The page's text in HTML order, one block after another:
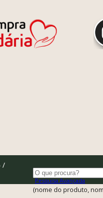
Pesquisa Avançada
(nome do produto,
/